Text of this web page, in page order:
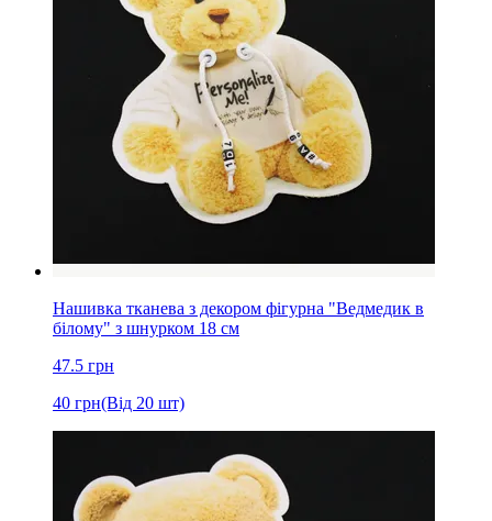
Нашивка тканева з декором фігурна "Ведмедик в
білому" з шнурком 18 см
47.5 грн
40 грн(Від 20 шт)